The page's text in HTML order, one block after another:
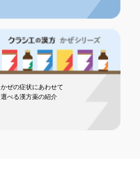
かぜの症状にあわせて
選べる漢方薬の紹介